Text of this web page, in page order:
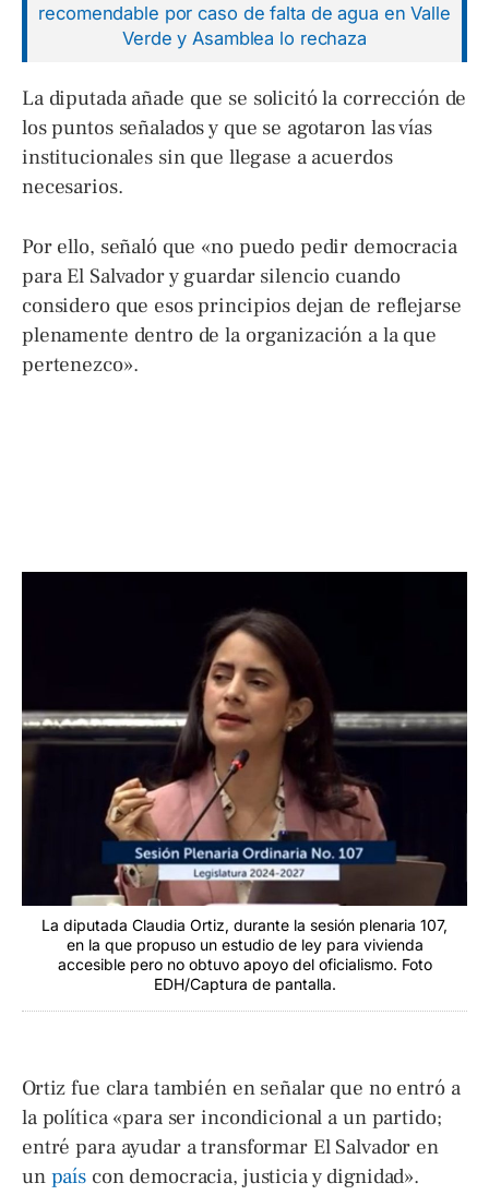
recomendable por caso de falta de agua en Valle
Verde y Asamblea lo rechaza
La diputada añade que se solicitó la corrección de
los puntos señalados y que se agotaron las vías
institucionales sin que llegase a acuerdos
necesarios.
Por ello, señaló que «no puedo pedir democracia
para El Salvador y guardar silencio cuando
considero que esos principios dejan de reflejarse
plenamente dentro de la organización a la que
pertenezco».
La diputada Claudia Ortiz, durante la sesión plenaria 107,
en la que propuso un estudio de ley para vivienda
accesible pero no obtuvo apoyo del oficialismo. Foto
EDH/Captura de pantalla.
Ortiz fue clara también en señalar que no entró a
la política «para ser incondicional a un partido;
entré para ayudar a transformar El Salvador en
un país con democracia, justicia y dignidad».